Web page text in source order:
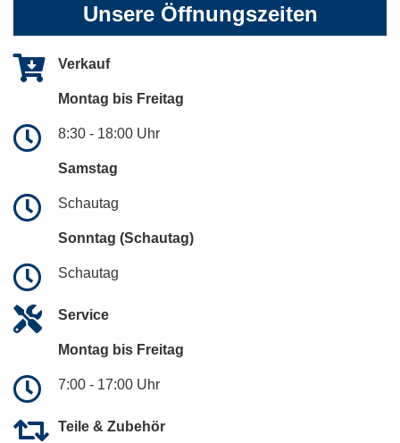
Unsere Öffnungszeiten
Verkauf
Montag bis Freitag
8:30 - 18:00 Uhr
Samstag
Schautag
Sonntag (Schautag)
Schautag
Service
Montag bis Freitag
7:00 - 17:00 Uhr
Teile & Zubehör